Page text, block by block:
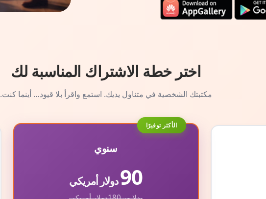
اختر خطة الاشتراك المناسبة لك
مكتبتك الشخصية في متناول يديك. استمع واقرأ بلا قيود… أينما كنت.
الأكثر توفيرًا
سنوي
90دولار أمريكي